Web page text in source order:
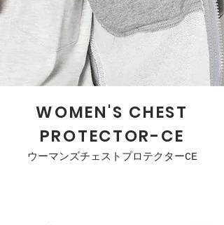
WOMEN'S CHEST
PROTECTOR-CE
ウーマンズチェストプロテクターCE